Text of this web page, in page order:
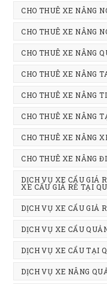
CHO THUÊ XE NÂNG
CHO THUÊ XE NÂNG
CHO THUÊ XE NÂNG
CHO THUÊ XE NÂNG
CHO THUÊ XE NÂNG
CHO THUÊ XE NÂNG
CHO THUÊ XE NÂNG
CHO THUÊ XE NÂNG
DỊCH VỤ XE CẨU GIÁ
XE CẨU GIÁ RẺ TẠI
DỊCH VỤ XE CẨU GIẢ
DỊCH VỤ XE CẨU
DỊCH VỤ XE CẨU TẠI
DỊCH VỤ XE NÂNG